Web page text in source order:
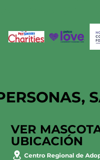
VER
UBICACIÓN
Centro Regional de